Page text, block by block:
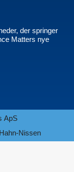
der springer
Matters nye
ApS
Nissen